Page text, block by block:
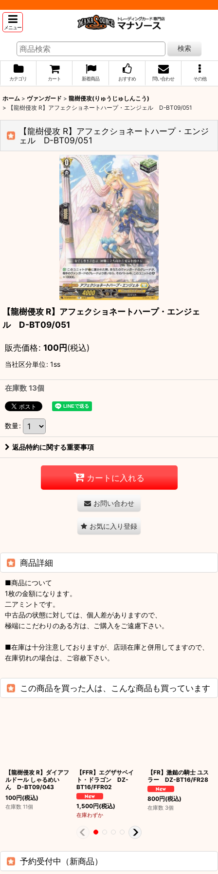
メニュー
検索
カテゴリ カート 新着商品 おすすめ 問い合わせ その他
ホーム > ヴァンガード > 龍樹侵攻(りゅうじゅしんこう)
>
【龍樹侵攻 R】アフェクショネートハープ・エンジェル D-BT09/051
【龍樹侵攻 R】アフェクショネートハープ・エンジ
ェル D-BT09/051
【龍樹侵攻 R】アフェクショネートハープ・エンジェ
ル D-BT09/051
販売価格: 100円(税込)
当社区分単位: 1ss
在庫数 13個
数量:
返品特約に関する重要事項
カートに入れる
お問い合わせ
お気に入り登録
商品詳細
■商品について
1枚の金額になります。
二アミントです。
中古品の状態に対しては、個人差がありますので、
極端にこだわりのある方は、ご購入をご遠慮下さい。
■在庫は十分注意しておりますが、店頭在庫と併用してますので、
在庫切れの場合は、ご容赦下さい。
この商品を買った人は、こんな商品も買っています
【龍樹侵攻 R】ダイアフ
ルドール しゃるめい
ん D-BT09/043
100円(税込)
在庫数 11個
【FFR】エグザサベイ
ト・ドラゴン DZ-
BT16/FFR02
1,500円(税込)
在庫わずか
【FR】激鎚の騎士 ユス
ラー DZ-BT16/FR28
800円(税込)
在庫数 3個
予約受付中（新商品）